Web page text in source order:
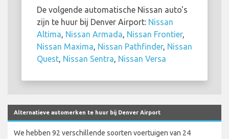
De volgende automatische Nissan auto's
zijn te huur bij Denver Airport: Nissan
Altima, Nissan Armada, Nissan Frontier,
Nissan Maxima, Nissan Pathfinder, Nissan
Quest, Nissan Sentra, Nissan Versa
Alternatieve automerken te huur bij Denver Airport
We hebben 92 verschillende soorten voertuigen van 24